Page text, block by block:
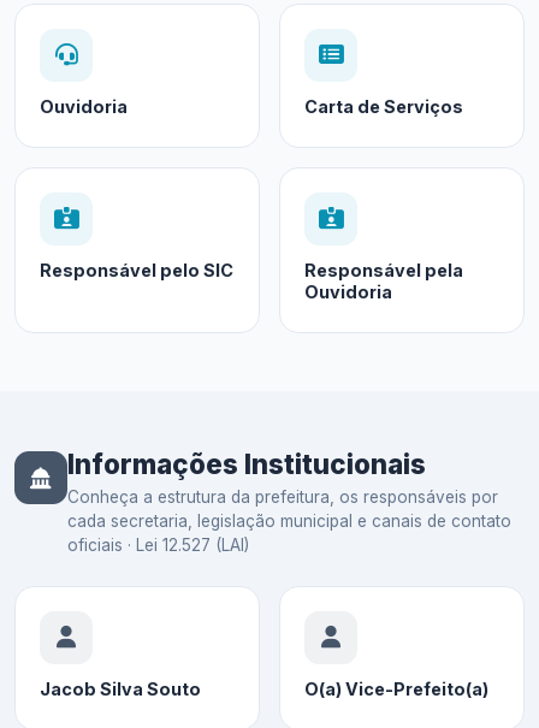
Ouvidoria Carta de Serviços
Responsável pelo SIC
Responsável pela
Ouvidoria
Informações Institucionais
Conheça a estrutura da prefeitura, os responsáveis por
cada secretaria, legislação municipal e canais de contato
oficiais · Lei 12.527 (LAI)
Jacob Silva Souto O(a) Vice-Prefeito(a)